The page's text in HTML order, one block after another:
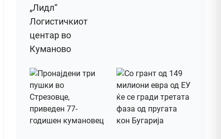
„Лидл“
Логистичкиот
центар во
Куманово